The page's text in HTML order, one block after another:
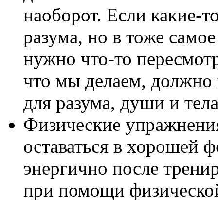
наоборот. Если какие-
разума, но в тоже
нужно что-то
что мы делаем, должно
для разума, души и
Физические
оставаться в хорошей
энергично после
при помощи